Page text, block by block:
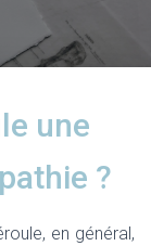
V
une
?
en général,